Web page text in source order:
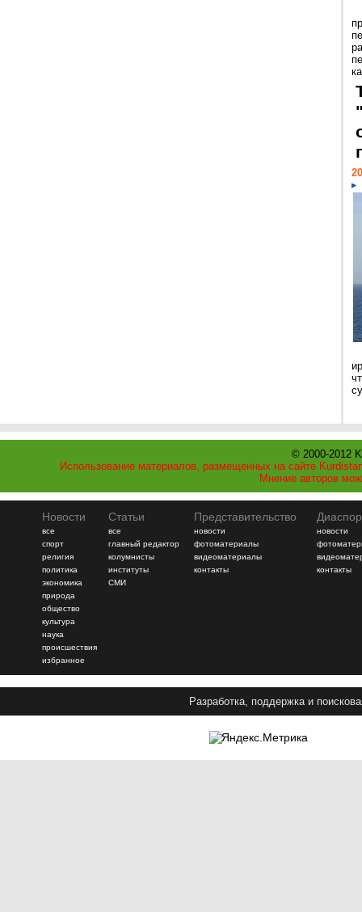
© 2000-2012
Использование материалов, размещенных на сайте
Мнение авторов
Новости
все
спорт
религия
политика
экономика
природа
общество
культура
наука
происшествия
избранное
Статьи
все
главный редактор
колумнисты
институты
СМИ
Представительство
новости
фотоматериалы
видеоматериалы
контакты
новости
контакты
Разработка, поддержка и